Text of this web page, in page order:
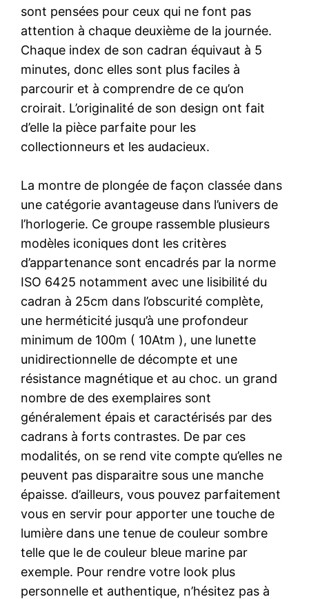
sont pensées pour ceux qui ne font pas
attention à chaque deuxième de la journée.
Chaque index de son cadran équivaut à 5
minutes, donc elles sont plus faciles à
parcourir et à comprendre de ce qu’on
croirait. L’originalité de son design ont fait
d’elle la pièce parfaite pour les
collectionneurs et les audacieux.
La montre de plongée de façon classée dans
une catégorie avantageuse dans l’univers de
l’horlogerie. Ce groupe rassemble plusieurs
modèles iconiques dont les critères
d’appartenance sont encadrés par la norme
ISO 6425 notamment avec une lisibilité du
cadran à 25cm dans l’obscurité complète,
une herméticité jusqu’à une profondeur
minimum de 100m ( 10Atm ), une lunette
unidirectionnelle de décompte et une
résistance magnétique et au choc. un grand
nombre de des exemplaires sont
généralement épais et caractérisés par des
cadrans à forts contrastes. De par ces
modalités, on se rend vite compte qu’elles ne
peuvent pas disparaitre sous une manche
épaisse. d’ailleurs, vous pouvez parfaitement
vous en servir pour apporter une touche de
lumière dans une tenue de couleur sombre
telle que le de couleur bleue marine par
exemple. Pour rendre votre look plus
personnelle et authentique, n’hésitez pas à